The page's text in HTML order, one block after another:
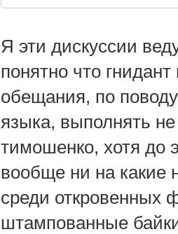
Я эти дискуссии
понятно что
обещания, по
языка, выполнять
тимошенко, хотя до
вообще ни на какие
среди откровенных
штампованные